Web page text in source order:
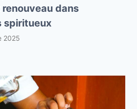
dans
spiritueux
2025